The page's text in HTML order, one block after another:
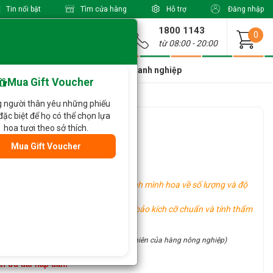
Tin nổi bật Tìm cửa hàng Hỗ trợ Đăng nhập
1800 1143
từ 08:00 - 20:00
0
Dành cho doanh nghiệp
217
phẩm thực nhận có thể khác hình mình hoa về số lượng và độ
khác nhau, tuy nhiên vẫn đảm bảo kích cỡ chuẩn và tính thẩm
(đặc điểm thủ công và tính chất tự nhiên của hàng nông nghiệp)
ưu đãi hấp dẫn:
Mua Gift Voucher
người thân yêu những phiếu
biệt để họ có thể chọn lựa
hoa tươi theo sở thích.
Mua Gift Voucher